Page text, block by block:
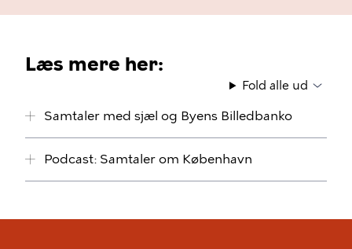
Læs mere her:
Fold alle ud
Samtaler med sjæl og Byens Billedbanko
Podcast: Samtaler om København